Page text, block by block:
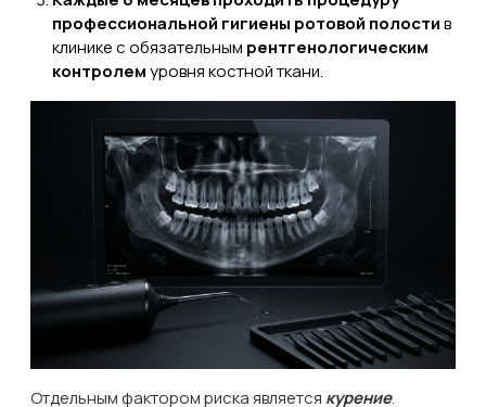
профессиональной гигиены ротовой полостив
клинике с обязательным рентгенологическим
контролемуровня костной ткани.
Отдельным фактором риска является курение.